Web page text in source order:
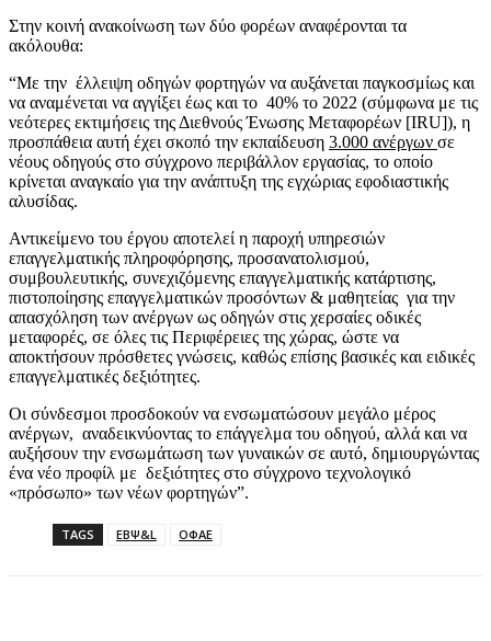
Στην κοινή ανακοίνωση των δύο φορέων αναφέρονται τα
ακόλουθα:
“Με την έλλειψη οδηγών φορτηγών να αυξάνεται παγκοσμίως και
να αναμένεται να αγγίξει έως και το 40% το 2022 (σύμφωνα με τις
νεότερες εκτιμήσεις της Διεθνούς Ένωσης Μεταφορέων [IRU]), η
προσπάθεια αυτή έχει σκοπό την εκπαίδευση 3.000 ανέργων σε
νέους οδηγούς στο σύγχρονο περιβάλλον εργασίας, το οποίο
κρίνεται αναγκαίο για την ανάπτυξη της εγχώριας εφοδιαστικής
αλυσίδας.
Αντικείμενο του έργου αποτελεί η παροχή υπηρεσιών
επαγγελματικής πληροφόρησης, προσανατολισμού,
συμβουλευτικής, συνεχιζόμενης επαγγελματικής κατάρτισης,
πιστοποίησης επαγγελματικών προσόντων & μαθητείας για την
απασχόληση των ανέργων ως οδηγών στις χερσαίες οδικές
μεταφορές, σε όλες τις Περιφέρειες της χώρας, ώστε να
αποκτήσουν πρόσθετες γνώσεις, καθώς επίσης βασικές και ειδικές
επαγγελματικές δεξιότητες.
Οι σύνδεσμοι προσδοκούν να ενσωματώσουν μεγάλο μέρος
ανέργων, αναδεικνύοντας το επάγγελμα του οδηγού, αλλά και να
αυξήσουν την ενσωμάτωση των γυναικών σε αυτό, δημιουργώντας
ένα νέο προφίλ με δεξιότητες στο σύγχρονο τεχνολογικό
«πρόσωπο» των νέων φορτηγών”.
TAGS ΕΒΨ&L ΟΦΑΕ